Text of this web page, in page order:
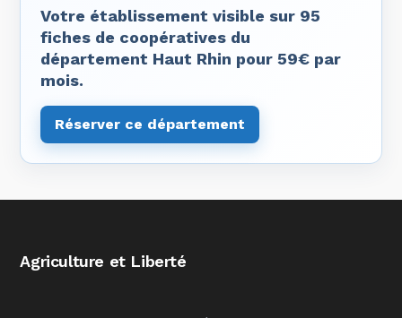
Votre établissement visible sur 95
fiches de coopératives du
département Haut Rhin pour 59€ par
mois.
Réserver ce département
Agriculture et Liberté